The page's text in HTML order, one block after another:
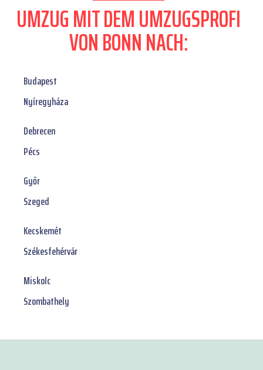
UMZUG MIT DEM UMZUGSPROFI
VON BONN NACH:
Budapest
Nyíregyháza
Debrecen
Pécs
Győr
Szeged
Kecskemét
Székesfehérvár
Miskolc
Szombathely